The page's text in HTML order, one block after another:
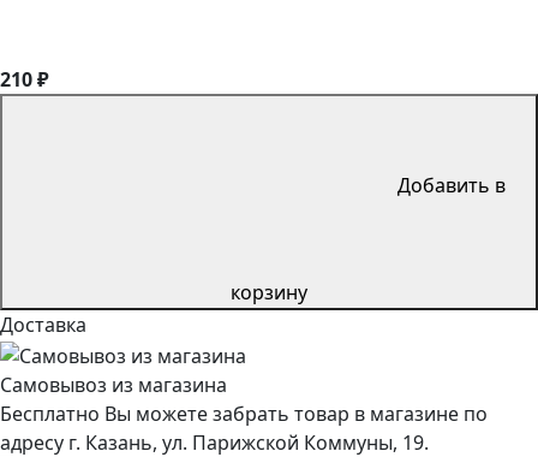
210 ₽
Добавить в
корзину
Доставка
Самовывоз из магазина
Бесплатно Вы можете забрать товар в магазине по
адресу г. Казань, ул. Парижской Коммуны, 19.